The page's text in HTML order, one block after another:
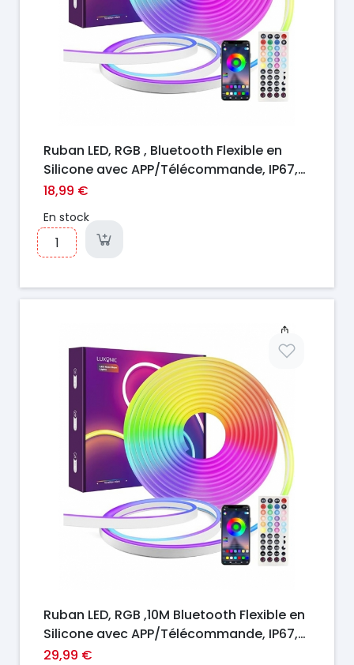
Ruban LED, RGB , Bluetooth Flexible en
Silicone avec APP/Télécommande, IP67,
Synchronisation Musicale,
18,99 €
En stock
Ruban LED, RGB ,10M Bluetooth Flexible en
Silicone avec APP/Télécommande, IP67,
Synchronisation Musicale,
29,99 €